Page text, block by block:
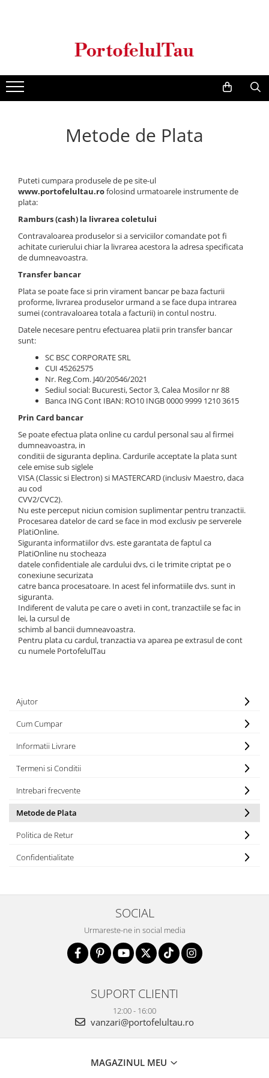
Clutch / Posete Plic
Genti Casual
Genti multifunctionale mamici
Rucsacuri Barbati
Ghiozdane
Curele Barbati
Genti Barbati de Umar
Cadouri pentru femei
Borsete Dama
Metode de Plata
Puteti cumpara produsele de pe site-ul
www.portofelultau.rofolosind urmatoarele instrumente de
plata:
Ramburs (cash) la livrarea coletului
Contravaloarea produselor si a serviciilor comandate pot fi
achitate curierului chiar la livrarea acestora la adresa specificata
de dumneavoastra.
Transfer bancar
Plata se poate face si prin virament bancar pe baza facturii
proforme, livrarea produselor urmand a se face dupa intrarea
sumei (contravaloarea totala a facturii) in contul nostru.
Datele necesare pentru efectuarea platii prin transfer bancar
sunt:
SC BSC CORPORATE SRL
CUI 45262575
Nr. Reg.Com. J40/20546/2021
Sediul social: Bucuresti, Sector 3, Calea Mosilor nr 88
Banca ING Cont IBAN: RO10 INGB 0000 9999 1210 3615
Prin Card bancar
Se poate efectua plata online cu cardul personal sau al firmei
dumneavoastra, in
conditii de siguranta deplina. Cardurile acceptate la plata sunt
cele emise sub siglele
VISA (Classic si Electron) si MASTERCARD (inclusiv Maestro, daca
au cod
CVV2/CVC2).
Nu este perceput niciun comision suplimentar pentru tranzactii.
Procesarea datelor de card se face in mod exclusiv pe serverele
PlatiOnline.
Siguranta informatiilor dvs. este garantata de faptul ca
PlatiOnline nu stocheaza
datele confidentiale ale cardului dvs, ci le trimite criptat pe o
conexiune securizata
catre banca procesatoare. In acest fel informatiile dvs. sunt in
siguranta.
Indiferent de valuta pe care o aveti in cont, tranzactiile se fac in
lei, la cursul de
schimb al bancii dumneavoastra.
Pentru plata cu cardul, tranzactia va aparea pe extrasul de cont
cu numele PortofelulTau
Ajutor
Cum Cumpar
Informatii Livrare
Termeni si Conditii
Intrebari frecvente
Metode de Plata
Politica de Retur
Confidentialitate
SOCIAL
Urmareste-ne in social media
SUPORT CLIENTI
12:00 - 16:00
vanzari@portofelultau.ro
MAGAZINUL MEU